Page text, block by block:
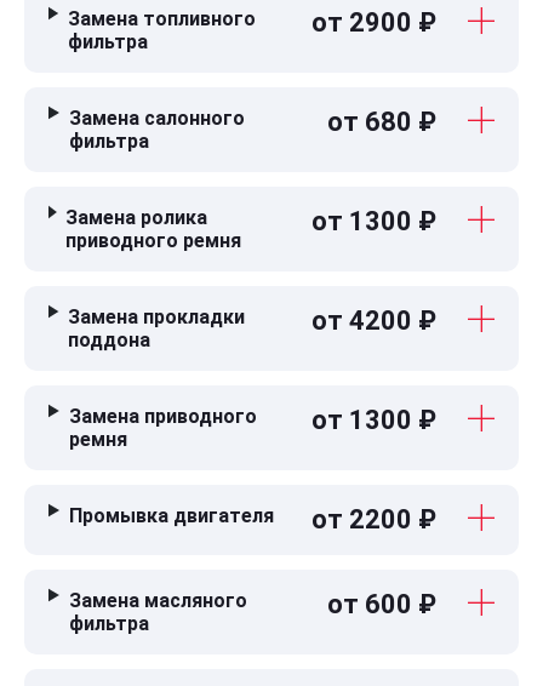
Замена топливного
фильтра
от 2900 ₽
Замена салонного
фильтра
от 680 ₽
Замена ролика
приводного ремня
от 1300 ₽
Замена прокладки
поддона
от 4200 ₽
Замена приводного
ремня
от 1300 ₽
Промывка двигателя от 2200 ₽
Замена масляного
фильтра
от 600 ₽